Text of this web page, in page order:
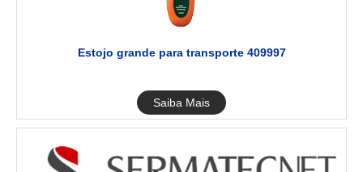
Estojo grande para transporte 409997
Saiba Mais